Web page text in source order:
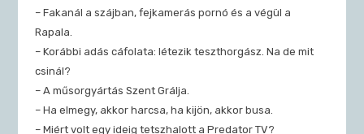
– Fakanál a szájban, fejkamerás pornó és a végül a
Rapala.
– Korábbi adás cáfolata: létezik teszthorgász. Na de mit
csinál?
– A műsorgyártás Szent Grálja.
– Ha elmegy, akkor harcsa, ha kijön, akkor busa.
– Miért volt egy ideig tetszhalott a Predator TV?